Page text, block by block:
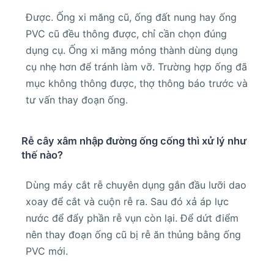
Được. Ống xi măng cũ, ống đất nung hay ống
PVC cũ đều thông được, chỉ cần chọn đúng
dụng cụ. Ống xi măng mỏng thành dùng dụng
cụ nhẹ hơn để tránh làm vỡ. Trường hợp ống đã
mục không thông được, thợ thông báo trước và
tư vấn thay đoạn ống.
Rễ cây xâm nhập đường ống cống thì xử lý như
thế nào?
Dùng máy cắt rễ chuyên dụng gắn đầu lưỡi dao
xoay để cắt và cuộn rễ ra. Sau đó xả áp lực
nước để đẩy phần rễ vụn còn lại. Để dứt điểm
nên thay đoạn ống cũ bị rễ ăn thủng bằng ống
PVC mới.